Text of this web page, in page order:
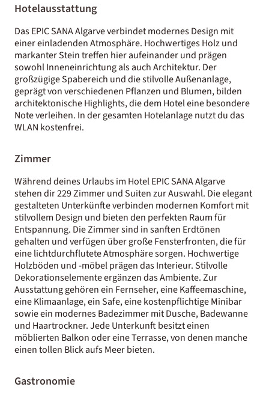
Hotelausstattung
Das EPIC SANA Algarve verbindet modernes Design mit
einer einladenden Atmosphäre. Hochwertiges Holz und
markanter Stein treffen hier aufeinander und prägen
sowohl Inneneinrichtung als auch Architektur. Der
großzügige Spabereich und die stilvolle Außenanlage,
geprägt von verschiedenen Pflanzen und Blumen, bilden
architektonische Highlights, die dem Hotel eine besondere
Note verleihen. In der gesamten Hotelanlage nutzt du das
WLAN kostenfrei.
Zimmer
Während deines Urlaubs im Hotel EPIC SANA Algarve
stehen dir 229 Zimmer und Suiten zur Auswahl. Die elegant
gestalteten Unterkünfte verbinden modernen Komfort mit
stilvollem Design und bieten den perfekten Raum für
Entspannung. Die Zimmer sind in sanften Erdtönen
gehalten und verfügen über große Fensterfronten, die für
eine lichtdurchflutete Atmosphäre sorgen. Hochwertige
Holzböden und -möbel prägen das Interieur. Stilvolle
Dekorationselemente ergänzen das Ambiente. Zur
Ausstattung gehören ein Fernseher, eine Kaffeemaschine,
eine Klimaanlage, ein Safe, eine kostenpflichtige Minibar
sowie ein modernes Badezimmer mit Dusche, Badewanne
und Haartrockner. Jede Unterkunft besitzt einen
möblierten Balkon oder eine Terrasse, von denen manche
einen tollen Blick aufs Meer bieten.
Gastronomie